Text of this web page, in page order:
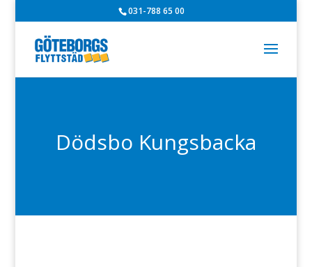
031-788 65 00
Dödsbo Kungsbacka